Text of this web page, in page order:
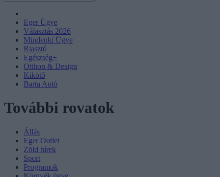
Eger Ügye
Választás 2026
Mindenki Ügye
Riasztó
Egészség+
Otthon & Design
Kikötő
Barta Autó
További rovatok
Állás
Eger Outlet
Zöld hírek
Sport
Programok